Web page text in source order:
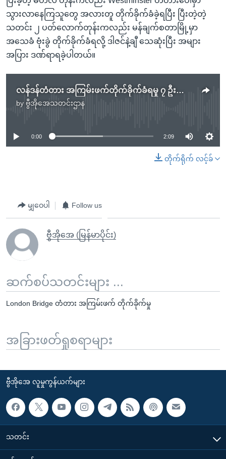
e
သွားလာနေကြသူတွေ အလားတူ တိုက်ခိုက်ခံခဲ့ရပြီး ပြီးတဲ့တဲ့
သတင်း ၂ ပတ်လောက်တုန်းကလည်း မန်ချက်စတာမြို့မှာ
အသေခံ ဗုံးခွဲ တိုက်ခိုက်ခံရလို့ ဒါဇင်နဲ့ချီ သေဆုံးပြီး အများ
အပြား ဒဏ်ရာရခဲ့ပါတယ်။
လန်ဒန်တံတား အကြမ်းဖက်တိုက်ခိုက်ခံရမှု ၇ ဦးသေဆုံး
by ဗွီအိုအေသတင်းဌာန
No media source currently available
0:00 2:09
တိုက်ရိုက် လင့်ခ်
မျှဝေပါ Follow us
ဗွီအိုအေ (မြန်မာပိုင်း)
ဆက်စပ်သတင်းများ ...
London Bridge တံတား အကြမ်းဖက် တိုက်ခိုက်မှု
အခြားဖတ်ရှုစရာများ
ဗွီအိုအေ လူမှုကွန်ယက်များ
သတင်း